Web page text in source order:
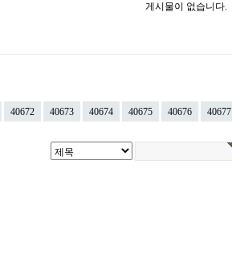
게시물이 없습니다.
40672 40673 40674 40675 40676 40677